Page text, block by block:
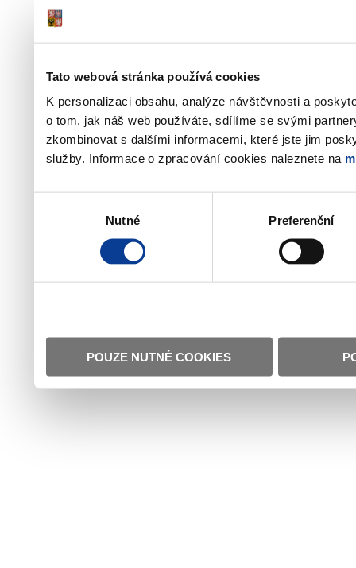
Tato webová stránka používá cookies
K personalizaci obsahu, analýze návštěvnosti a
o tom, jak náš web používáte, sdílíme se svými
zkombinovat s dalšími informacemi, které jste jim
služby. Informace o zpracování cookies naleznete na
Nutné Preferenční
POUZE NUTNÉ COOKIES